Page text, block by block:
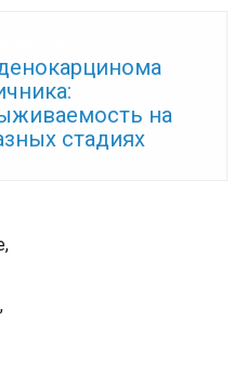
на
стадиях